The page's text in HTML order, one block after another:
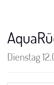
Dienstag